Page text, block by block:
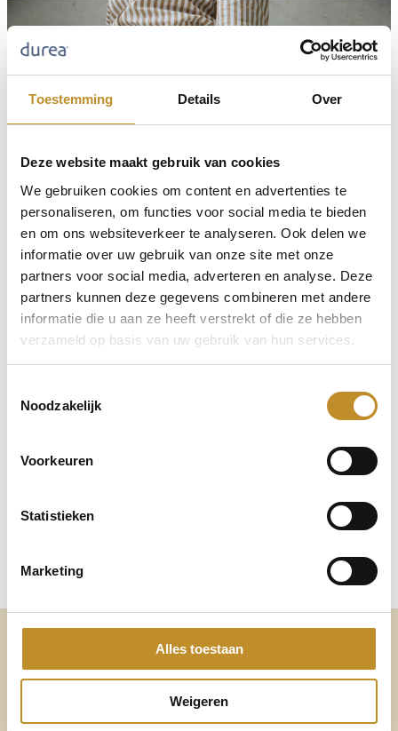
Toestemming Details Over
Deze website maakt gebruik van cookies
We gebruiken cookies om content en advertenties te
personaliseren, om functies voor social media te bieden
en om ons websiteverkeer te analyseren. Ook delen we
informatie over uw gebruik van onze site met onze
partners voor social media, adverteren en analyse. Deze
partners kunnen deze gegevens combineren met andere
informatie die u aan ze heeft verstrekt of die ze hebben
verzameld op basis van uw gebruik van hun services.
Noodzakelijk
Voorkeuren
Statistieken
Marketing
Alles toestaan
Weigeren
Altijd voldoende ruimte
voor mijn eigen voetbed